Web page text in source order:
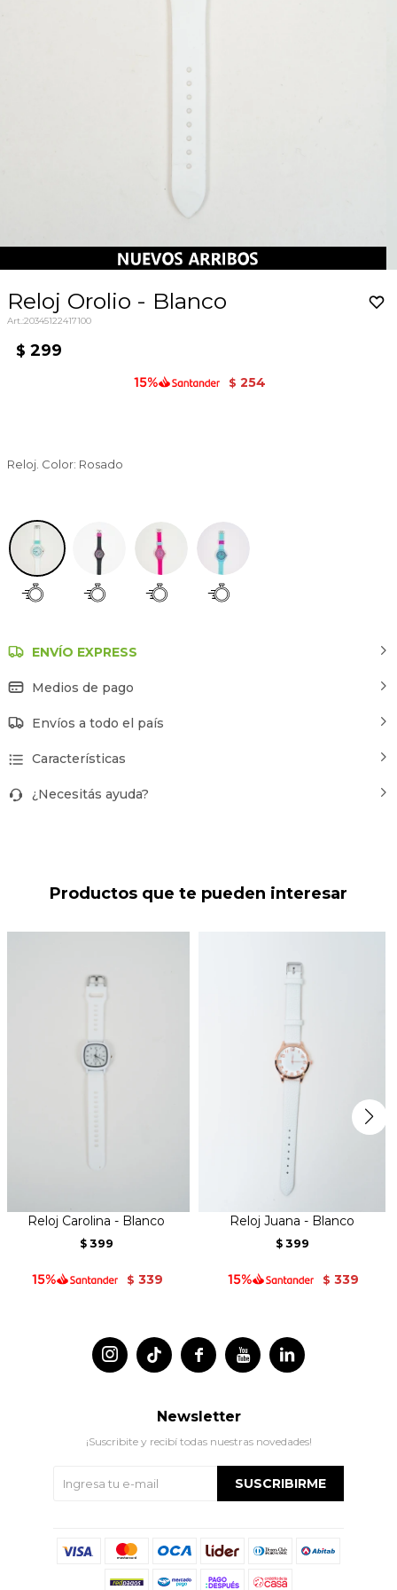
Reloj Orolio - Blanco
20345122417100
$ 299
$ 254
Reloj. Color: Rosado
ENVÍO EXPRESS
Medios de pago
Envíos a todo el país
Características
¿Necesitás ayuda?
Productos que te pueden interesar
Reloj Carolina - Blanco
$ 399
$ 339
Reloj Juana - Blanco
$ 399
$ 339
 
 
Newsletter
¡Suscribite y recibí todas nuestras novedades!
SUSCRIBIRME